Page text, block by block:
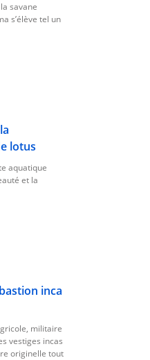
savane
s’élève tel un
lotus
aquatique
et la
inca
militaire
vestiges incas
originelle tout